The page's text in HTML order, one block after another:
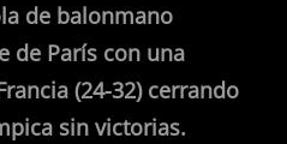
de balonmano
de París con una
(24-32) cerrando
sin victorias.